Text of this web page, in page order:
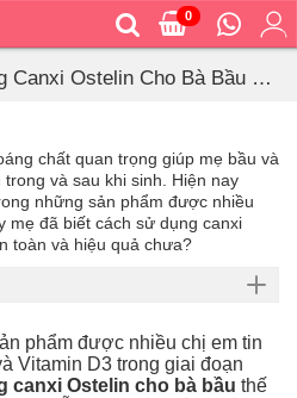
0
Canxi Ostelin Cho Bà Bầu An
chất quan trọng giúp mẹ bầu và
và sau khi sinh. Hiện nay
những sản phẩm được nhiều
mẹ đã biết cách sử dụng canxi
toàn và hiệu quả chưa?
phẩm được nhiều chị em tin
Vitamin D3 trong giai đoạn
canxi Ostelin cho bà bầu thế